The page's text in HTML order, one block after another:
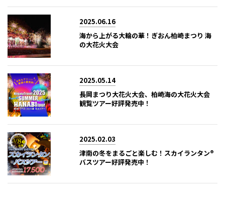
2025.06.16
海から上がる大輪の華！ぎおん柏崎まつり 海
の大花火大会
2025.05.14
長岡まつり大花火大会、柏崎海の大花火大会
観覧ツアー好評発売中！
2025.02.03
津南の冬をまるごと楽しむ！スカイランタン®
バスツアー好評発売中！